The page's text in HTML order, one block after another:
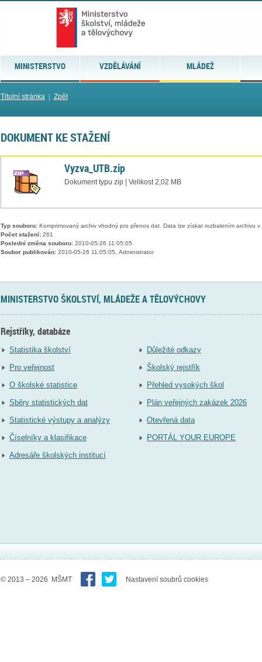
MINISTERSTVO VZDĚLÁVÁNÍ MLÁDEŽ
Titulní stránka| Zpět
DOKUMENT KE STAŽENÍ
Vyzva_UTB.zip
Dokument typu zip | Velikost 2,02 MB
Typ souboru:Komprimovaný archiv vhodný pro přenos dat. Data lze získat rozbalením archivu
Počet stažení:261
Poslední změna souboru:2010-05-26 11:05:05
Soubor publikován:2010-05-26 11:05:05, Administrator
MINISTERSTVO ŠKOLSTVÍ, MLÁDEŽE A TĚLOVÝCHOVY
Rejstříky, databáze
Statistika školství
Pro veřejnost
O školské statistice
Sběry statistických dat
Statistické výstupy a analýzy
Číselníky a klasifikace
Adresáře školských institucí
Důležité odkazy
Školský rejstřík
Přehled vysokých škol
Plán veřejných zakázek 2026
Otevřená data
PORTÁL YOUR EUROPE
© 2013 – 2026 MŠMT Nastavení soubrů cookies